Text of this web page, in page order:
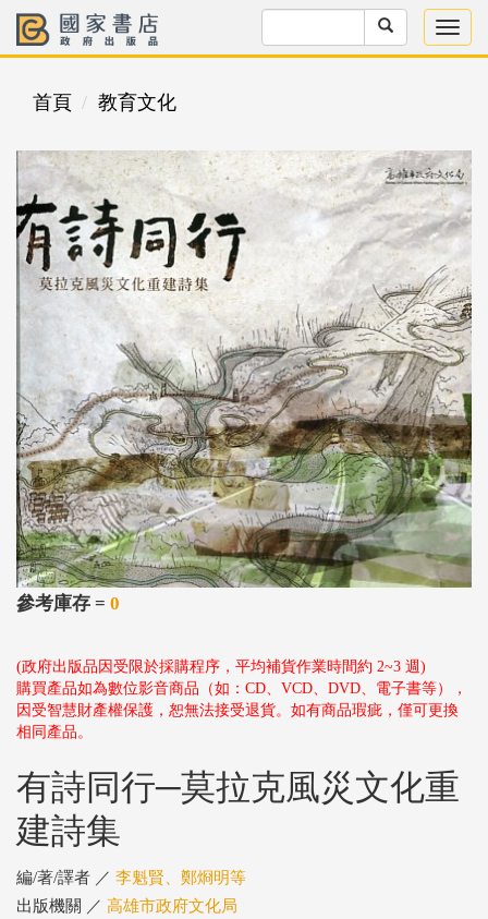
首頁 教育文化
參考庫存 = 0
(政府出版品因受限於採購程序，平均補貨作業時間約 2~3 週)
購買產品如為數位影音商品（如：CD、VCD、DVD、電子書等），
因受智慧財產權保護，恕無法接受退貨。如有商品瑕疵，僅可更換
相同產品。
有詩同行─莫拉克風災文化重
建詩集
編/著/譯者 ／ 李魁賢、鄭烱明等
出版機關 ／ 高雄市政府文化局